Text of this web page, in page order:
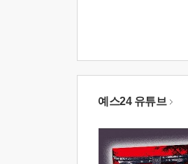
예스24 유튜브